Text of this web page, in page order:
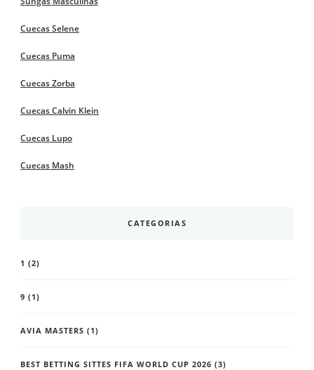
Cuecas Selene
Cuecas Puma
Cuecas Zorba
Cuecas Calvin Klein
Cuecas Lupo
Cuecas Mash
CATEGORIAS
1 (2)
9 (1)
AVIA MASTERS (1)
BEST BETTING SITTES FIFA WORLD CUP 2026 (3)